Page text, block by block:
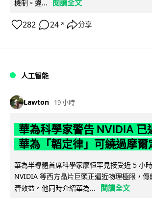
機制。違... 閱讀全文
282 24 ↗ 分享
人工智能
Lawton 19 小時
華為科學家警告 NVIDIA 已
華為「韜定律」可繞過摩爾
華為半導體首席科學家廖恒罕見接受近 5 小
NVIDIA 等西方晶片巨頭正逼近物理極限，
濟效益。他同時介紹華為...
閱讀全文